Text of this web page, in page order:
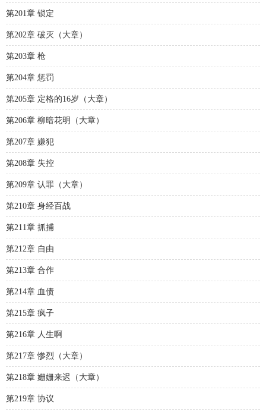
第201章 锁定
第202章 破灭（大章）
第203章 枪
第204章 惩罚
第205章 定格的16岁（大章）
第206章 柳暗花明（大章）
第207章 嫌犯
第208章 失控
第209章 认罪（大章）
第210章 身经百战
第211章 抓捕
第212章 自由
第213章 合作
第214章 血债
第215章 疯子
第216章 人生啊
第217章 惨烈（大章）
第218章 姗姗来迟（大章）
第219章 协议